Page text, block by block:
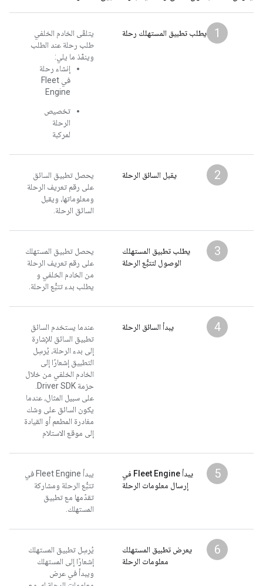
1 يطلب تطبيق المستهلك رحلة
يتلقّى الخادم الخلفي
طلب رحلة عند الطلب
وينفّذ ما يلي:
إنشاء رحلة
في Fleet
Engine
تخصيص
الرحلة
لمركبة
2 يقبل السائق الرحلة
يحصل تطبيق السائق
على رقم تعريف الرحلة
ومعلوماتها، ويقبل
السائق الرحلة.
3
يطلب تطبيق المستهلك
الوصول لتتبُّع الرحلة
يحصل تطبيق المستهلك
على رقم تعريف الرحلة
من الخادم الخلفي و
يطلب بدء تتبُّع الرحلة.
4 يبدأ السائق الرحلة
عندما يستخدم السائق
تطبيق السائق للإشارة
إلى بدء الرحلة، يُرسِل
التطبيق إشعارًا إلى
الخادم الخلفي من خلال
على سبيل المثال، عندما
يكون السائق على وشك
مغادرة المطعم أو القيادة
إلى موقع الاستلام
5
يبدأ Fleet Engine في
إرسال معلومات الرحلة
يبدأ Fleet Engine في
تتبُّع الرحلة ومشاركة
تقدّمها مع تطبيق
المستهلك.
6
يعرض تطبيق المستهلك
معلومات الرحلة
يُرسِل تطبيق المستهلك
إشعارًا إلى المستهلك
ويبدأ في عرض